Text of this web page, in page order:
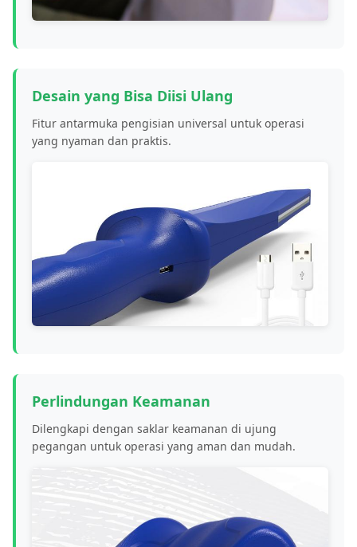
Desain yang Bisa Diisi Ulang
Fitur antarmuka pengisian universal untuk operasi
yang nyaman dan praktis.
Perlindungan Keamanan
Dilengkapi dengan saklar keamanan di ujung
pegangan untuk operasi yang aman dan mudah.